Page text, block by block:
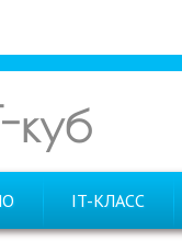
куб
IT-КЛАСС